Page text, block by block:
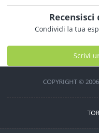
Condividi la tua
Scrivi
COPYRIGHT ©